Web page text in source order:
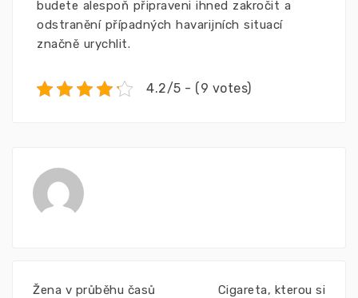
budete alespoň připraveni ihned zakročit a
odstranění případných havarijních situací
značně urychlit.
4.2/5 - (9 votes)
Žena v průběhu časů
Cigareta, kterou si